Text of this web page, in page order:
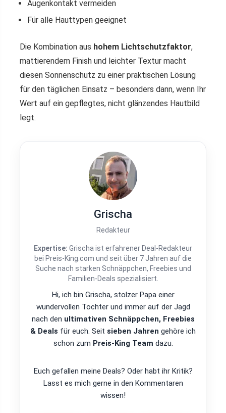
Augenkontakt vermeiden
Für alle Hauttypen geeignet
Die Kombination aus hohem Lichtschutzfaktor,
mattierendem Finish und leichter Textur macht
diesen Sonnenschutz zu einer praktischen Lösung
für den täglichen Einsatz – besonders dann, wenn Ihr
Wert auf ein gepflegtes, nicht glänzendes Hautbild
legt.
Grischa
Redakteur
Expertise: Grischa ist erfahrener Deal-Redakteur
bei Preis-King.com und seit über 7 Jahren auf die
Suche nach starken Schnäppchen, Freebies und
Familien-Deals spezialisiert.
Hi, ich bin Grischa, stolzer Papa einer
wundervollen Tochter und immer auf der Jagd
nach den ultimativen Schnäppchen, Freebies
& Deals für euch. Seit sieben Jahren gehöre ich
schon zum Preis-King Team dazu.
Euch gefallen meine Deals? Oder habt ihr Kritik?
Lasst es mich gerne in den Kommentaren
wissen!